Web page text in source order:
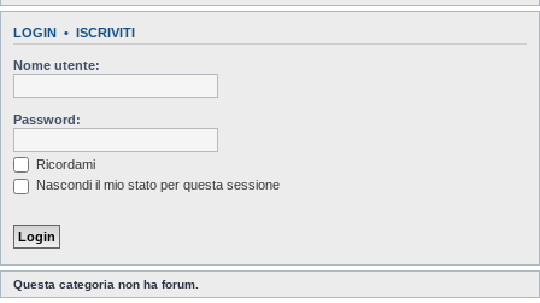
a
LOGIN • ISCRIVITI
Nome utente:
Password:
Ricordami
Nascondi il mio stato per questa sessione
Questa categoria non ha forum.